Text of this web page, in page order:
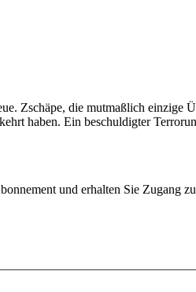
Zschäpe, die mutmaßlich einzige
haben. Ein beschuldigter
und erhalten Sie Zugang